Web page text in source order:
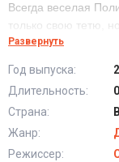
Всегда веселая
только свою тетю,
которые считали,
меняться! Но
казалось не
преодолеть
сердце?
Развернуть
Год выпуска:
Длительность:
Страна:
Жанр:
Режиссер: